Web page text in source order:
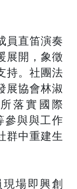
員直笛演奏
展開，象徵
持。社團法
展協會林淑
落實國際
參與與工作
群中重建生
場即興創